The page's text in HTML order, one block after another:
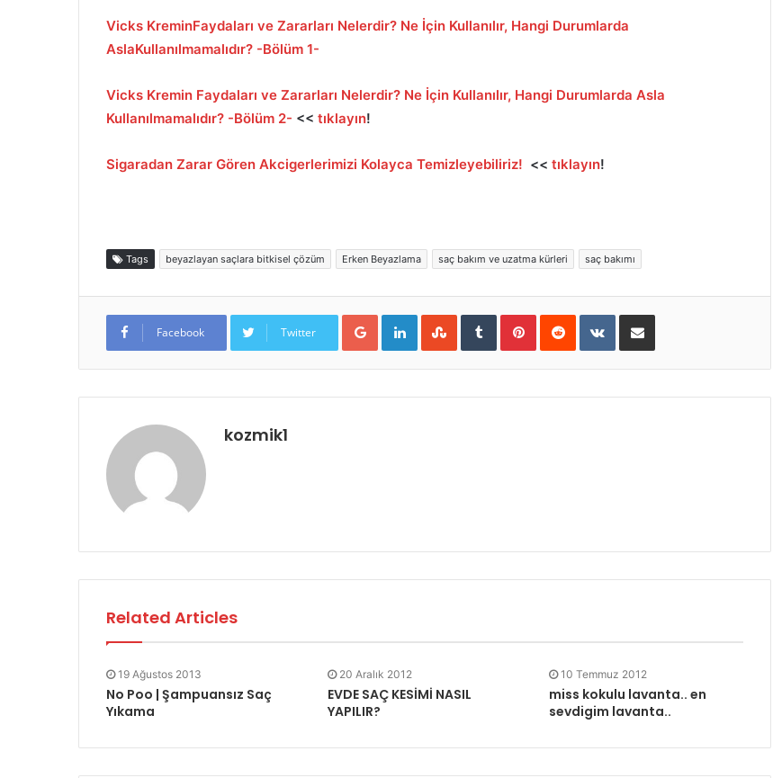
Vicks KreminFaydaları ve Zararları Nelerdir? Ne İçin Kullanılır, Hangi Durumlarda
AslaKullanılmamalıdır? -Bölüm 1-
Vicks Kremin Faydaları ve Zararları Nelerdir? Ne İçin Kullanılır, Hangi Durumlarda Asla
Kullanılmamalıdır? -Bölüm 2- << tıklayın!
Sigaradan Zarar Gören Akcigerlerimizi Kolayca Temizleyebiliriz! << tıklayın!
Tags beyazlayan saçlara bitkisel çözüm Erken Beyazlama saç bakım ve uzatma kürleri saç bakımı
Facebook Twitter
Google+LinkedInStumbleUpon
TumblrPinterestReddit VKontakteE-Posta ile paylaş
kozmik1
Related Articles
19 Ağustos 2013
No Poo | Şampuansız Saç
Yıkama
20 Aralık 2012
EVDE SAÇ KESİMİ NASIL
YAPILIR?
10 Temmuz 2012
miss kokulu lavanta.. en
sevdigim lavanta..